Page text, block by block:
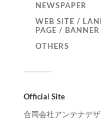
NEWSPAPER
WEB SITE /
PAGE / BANNER
OTHERS
Official Site
合同会社アンテナデ